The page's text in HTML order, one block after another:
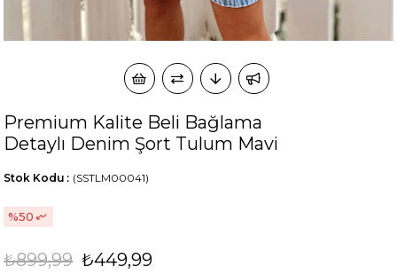
Premium Kalite Beli Bağlama
Detaylı Denim Şort Tulum Mavi
(SSTLM00041)
Stok Kodu
50
₺899,99 ₺449,99